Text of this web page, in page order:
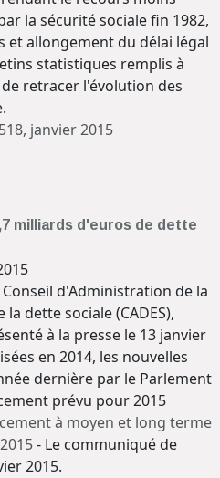
la sécurité sociale fin 1982,
et allongement du délai légal
statistiques remplis à
retracer l'évolution des
janvier 2015
milliards d'euros de dette
d'Administration de la
dette sociale (CADES),
à la presse le 13 janvier
en 2014, les nouvelles
dernière par le Parlement
prévu pour 2015
à moyen et long terme
- Le communiqué de
2015.